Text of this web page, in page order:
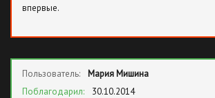
впервые.
Пользователь:
Мария Мишина
Поблагодарил:
30.10.2014